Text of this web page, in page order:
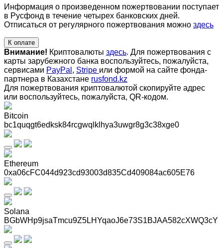
Информация о произведенном пожертвовании поступает
в Русфонд в течение четырех банковских дней.
Отписаться от регулярного пожертвования можно здесь
К оплате
Внимание! Криптовалюты здесь. Для пожертвования с
карты зарубежного банка воспользуйтесь, пожалуйста,
сервисами PayPal , Stripe или формой на сайте фонда-
партнера в Казахстане rusfond.kz
Для пожертвования криптовалютой скопируйте адрес
или воспользуйтесь, пожалуйста, QR-кодом.
Bitcoin
bc1quqgt6edksk84rcgwqlklhya3uwgr8g3c38xge0
Ethereum
0xa06cFC044d923cd93003d835Cd409084ac605E76
Solana
BGbWHp9jsaTmcu9Z5LHYqaoJ6e73S1BJAA582cXWQ3cY